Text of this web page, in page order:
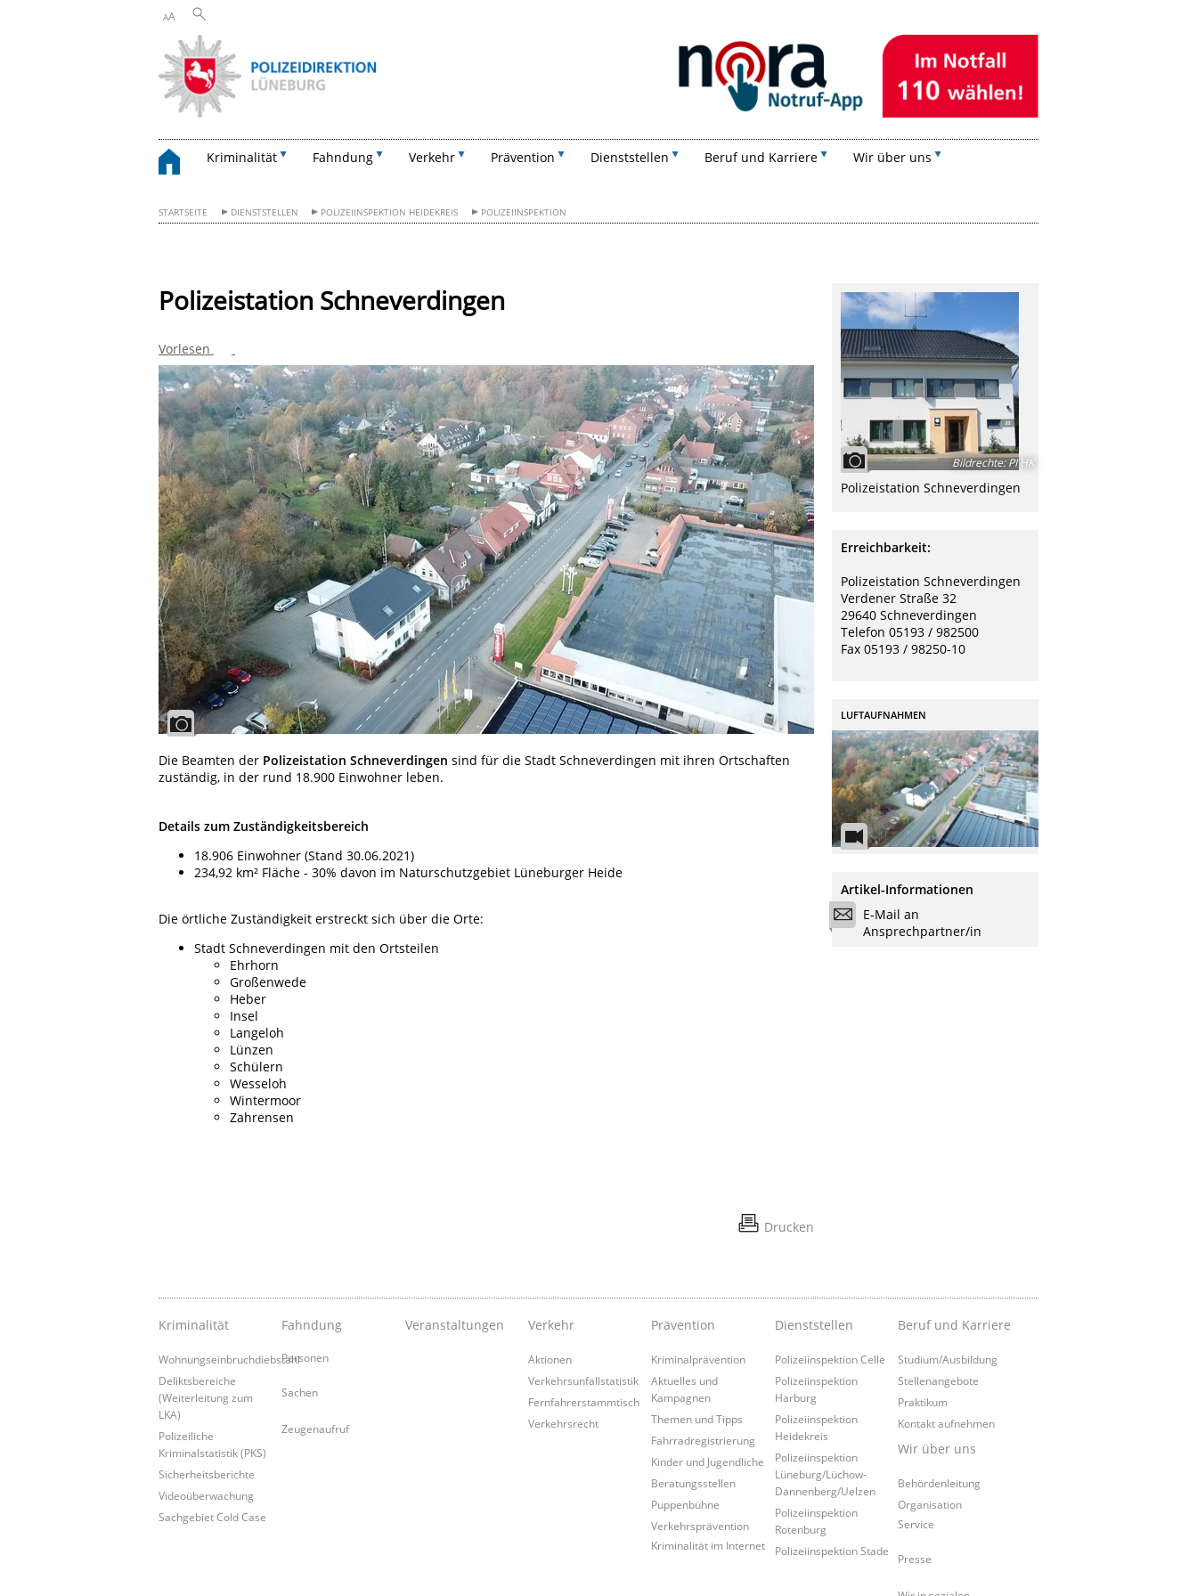
AA
Kriminalität Fahndung Verkehr Prävention Dienststellen Beruf und Karriere Wir über uns
STARTSEITE DIENSTSTELLEN POLIZEIINSPEKTION HEIDEKREIS POLIZEIINSPEKTION
Polizeistation Schneverdingen
Vorlesen
Die Beamten der Polizeistation Schneverdingen sind für die Stadt Schneverdingen mit ihren Ortschaften
zuständig, in der rund 18.900 Einwohner leben.
Details zum Zuständigkeitsbereich
18.906 Einwohner (Stand 30.06.2021)
234,92 km² Fläche - 30% davon im Naturschutzgebiet Lüneburger Heide
Die örtliche Zuständigkeit erstreckt sich über die Orte:
Stadt Schneverdingen mit den Ortsteilen
Ehrhorn
Großenwede
Heber
Insel
Langeloh
Lünzen
Schülern
Wesseloh
Wintermoor
Zahrensen
Drucken
Bildrechte:PI HK
Polizeistation Schneverdingen
Erreichbarkeit:
Polizeistation Schneverdingen
Verdener Straße 32
29640 Schneverdingen
Telefon 05193 / 982500
Fax 05193 / 98250-10
LUFTAUFNAHMEN
Artikel-Informationen
E-Mail an
Ansprechpartner/in
Kriminalität
Wohnungseinbruchdiebstahl
Deliktsbereiche
(Weiterleitung zum
LKA)
Polizeiliche
Kriminalstatistik (PKS)
Sicherheitsberichte
Videoüberwachung
Sachgebiet Cold Case
Fahndung
Personen
Sachen
Zeugenaufruf
Veranstaltungen Verkehr
Aktionen
Verkehrsunfallstatistik
Fernfahrerstammtisch
Verkehrsrecht
Prävention
Kriminalprävention
Aktuelles und
Kampagnen
Themen und Tipps
Fahrradregistrierung
Kinder und Jugendliche
Beratungsstellen
Puppenbühne
Verkehrsprävention
Kriminalität im Internet
Dienststellen
Polizeiinspektion Celle
Polizeiinspektion
Harburg
Polizeiinspektion
Heidekreis
Polizeiinspektion
Lüneburg/Lüchow-
Dannenberg/Uelzen
Polizeiinspektion
Rotenburg
Polizeiinspektion Stade
Beruf und Karriere
Studium/Ausbildung
Stellenangebote
Praktikum
Kontakt aufnehmen
Wir über uns
Behördenleitung
Organisation
Service
Presse